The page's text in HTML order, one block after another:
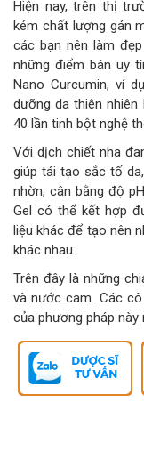
Hiện nay, trên thị
kém chất lượng gán
các bạn nên làm
những điểm bán uy
Nano Curcumin, ví
dưỡng da thiên
40 lần tinh bột nghệ
Với dịch chiết nha
giúp tái tạo sắc tố
nhờn, cân bằng độ
Gel có thể kết hợp
liệu khác để tạo nên
khác nhau.
Trên đây là những
và nước cam. Các
của phương pháp này